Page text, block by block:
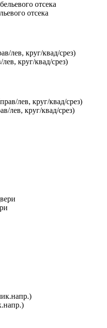
отсека
круг/квад/срез)
лев, круг/квад/срез)